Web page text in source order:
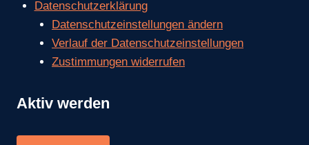
Datenschutzerklärung
Datenschutzeinstellungen ändern
Verlauf der Datenschutzeinstellungen
Zustimmungen widerrufen
Aktiv werden